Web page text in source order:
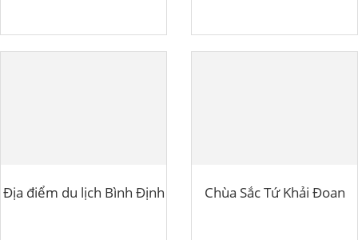
Địa điểm du lịch Bình Định Chùa Sắc Tứ Khải Đoan